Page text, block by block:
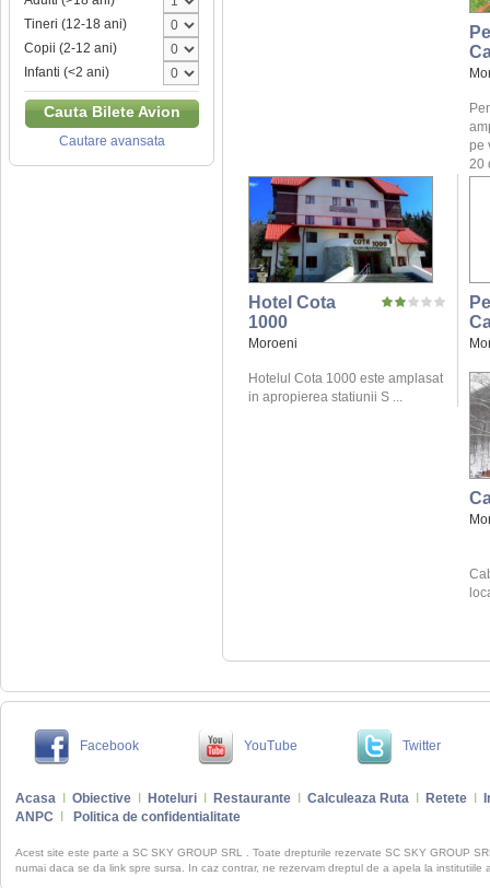
Tineri (12-18 ani)
Copii (2-12 ani)
Infanti (<2 ani)
Cauta Bilete Avion
Cautare avansata
pe
20
Hotel Cota
1000
Moroeni
Hotelul Cota 1000 este amplasat
in apropierea statiunii S ...
Facebook YouTube Twitter
Acasa Obiective Hoteluri Restaurante Calculeaza Ruta Retete
ANPC
Politica de confidentialitate
Acest site este parte a SC SKY GROUP SRL . Toate drepturile rezervate SC SKY GROUP
numai daca se da link spre sursa. In caz contrar, ne rezervam dreptul de a apela la institutiile